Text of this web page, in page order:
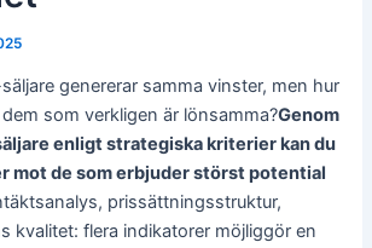
genererar samma vinster, men hur
som verkligen är lönsamma?Genom
enligt strategiska kriterier kan du
mot de som erbjuder störst potential
prissättningsstruktur,
kvalitet: flera indikatorer möjliggör en